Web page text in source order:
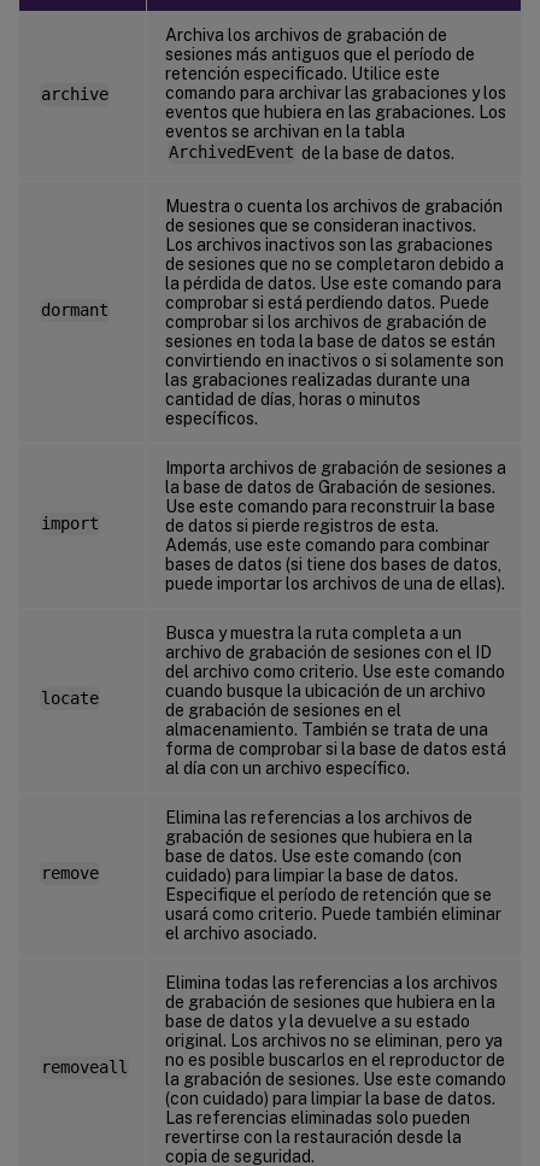
archive
Archiva los archivos de grabación de
sesiones más antiguos que el período de
retención especificado. Utilice este
comando para archivar las grabaciones y los
eventos que hubiera en las grabaciones. Los
eventos se archivan en la tabla
ArchivedEvent de la base de datos.
dormant
Muestra o cuenta los archivos de grabación
de sesiones que se consideran inactivos.
Los archivos inactivos son las grabaciones
de sesiones que no se completaron debido a
la pérdida de datos. Use este comando para
comprobar si está perdiendo datos. Puede
comprobar si los archivos de grabación de
sesiones en toda la base de datos se están
convirtiendo en inactivos o si solamente son
las grabaciones realizadas durante una
cantidad de días, horas o minutos
específicos.
import
Importa archivos de grabación de sesiones a
la base de datos de Grabación de sesiones.
Use este comando para reconstruir la base
de datos si pierde registros de esta.
Además, use este comando para combinar
bases de datos (si tiene dos bases de datos,
puede importar los archivos de una de ellas).
locate
Busca y muestra la ruta completa a un
archivo de grabación de sesiones con el ID
del archivo como criterio. Use este comando
cuando busque la ubicación de un archivo
de grabación de sesiones en el
almacenamiento. También se trata de una
forma de comprobar si la base de datos está
al día con un archivo específico.
remove
Elimina las referencias a los archivos de
grabación de sesiones que hubiera en la
base de datos. Use este comando (con
cuidado) para limpiar la base de datos.
Especifique el período de retención que se
usará como criterio. Puede también eliminar
el archivo asociado.
removeall
Elimina todas las referencias a los archivos
de grabación de sesiones que hubiera en la
base de datos y la devuelve a su estado
original. Los archivos no se eliminan, pero ya
no es posible buscarlos en el reproductor de
la grabación de sesiones. Use este comando
(con cuidado) para limpiar la base de datos.
Las referencias eliminadas solo pueden
revertirse con la restauración desde la
copia de seguridad.